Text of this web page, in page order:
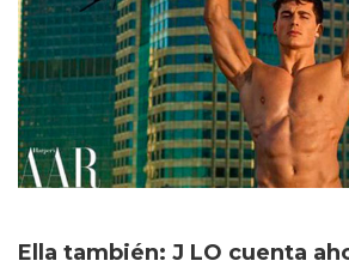
Ella también: J LO cuenta